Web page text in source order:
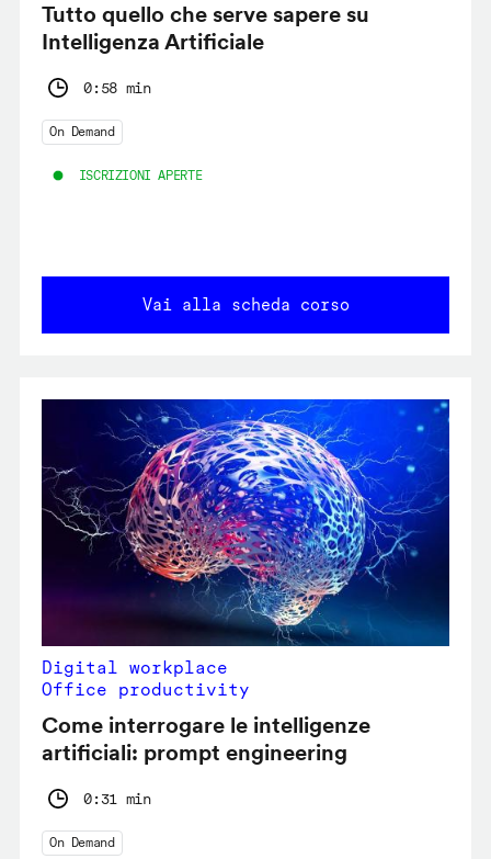
Tutto quello che serve sapere su
Intelligenza Artificiale
0:58 min
On Demand
ISCRIZIONI APERTE
Vai alla scheda corso
Digital workplace
Office productivity
Come interrogare le intelligenze
artificiali: prompt engineering
0:31 min
On Demand